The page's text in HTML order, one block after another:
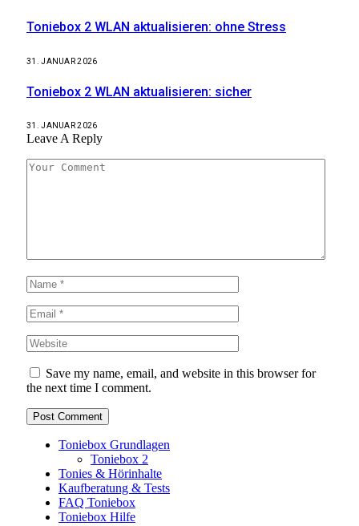
Toniebox 2 WLAN aktualisieren: ohne Stress
31. JANUAR 2026
Toniebox 2 WLAN aktualisieren: sicher
31. JANUAR 2026
Leave A Reply
Save my name, email, and website in this browser for
the next time I comment.
Toniebox Grundlagen
Toniebox 2
Tonies & Hörinhalte
Kaufberatung & Tests
FAQ Toniebox
Toniebox Hilfe